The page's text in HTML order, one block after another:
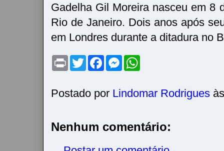
Gadelha Gil Moreira nasceu em 8
Rio de Janeiro. Dois anos após
em Londres durante a ditadura no
P
t
T
w
t
e
F
a
b
o
M
e
e
n
r
s
A
Postado por Lindomar Rodrigues
Nenhum comentário: